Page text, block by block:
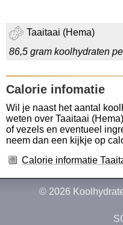
Taaitaai (Hema)
86,5 gram koolhydraten
Calorie infomatie
Wil je naast het aantal
weten over Taaitaai
of vezels en eventueel
neem dan een kijkje op
Calorie informatie
© 2026